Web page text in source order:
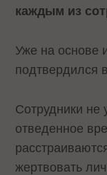
каждым из
Уже на основе
подтвердился
Сотрудники не
отведенное
жертвовать